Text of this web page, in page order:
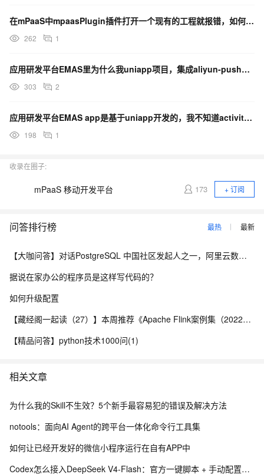
在mPaaS中mpaasPlugin插件打开一个现有的工程就报错，如何解决？
262 1
应用研发平台EMAS里为什么我uniapp项目，集成aliyun-push插件后，出错了 为什么？
303 2
应用研发平台EMAS app是基于uniapp开发的，我不知道activity该填什么怎么办？
198 1
收录在圈子:
mPaaS 移动开发平台 173 + 订阅
问答排行榜 最热 最新
【大咖问答】对话PostgreSQL 中国社区发起人之一，阿里云数据库高级专家 德哥
据说在家办公的程序员是这样写代码的？
如何升级配置
【藏经阁一起读（27）】本周推荐《Apache Flink案例集（2022版）》，你有哪些心得？
【精品问答】python技术1000问(1)
相关文章
为什么我的Skill不生效？5个新手最容易犯的错误及解决方法
notools：面向AI Agent的跨平台一体化命令行工具集
如何让已经开发好的微信小程序运行在自有APP中
Codex怎么接入DeepSeek V4-Flash：官方一键脚本 + 手动配置完整教程